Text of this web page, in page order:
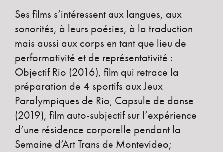
Ses films s’intéressent aux langues, aux
sonorités, à leurs poésies, à la traduction
mais aussi aux corps en tant que lieu de
performativité et de représentativité :
Objectif Rio (2016), film qui retrace la
préparation de 4 sportifs aux Jeux
Paralympiques de Rio; Capsule de danse
(2019), film auto-subjectif sur l’expérience
d’une résidence corporelle pendant la
Semaine d’Art Trans de Montevideo;